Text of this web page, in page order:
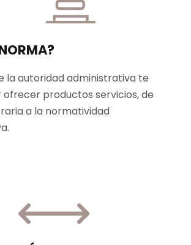
la autoridad administrativa te
ofrecer productos servicios, de
a la normatividad